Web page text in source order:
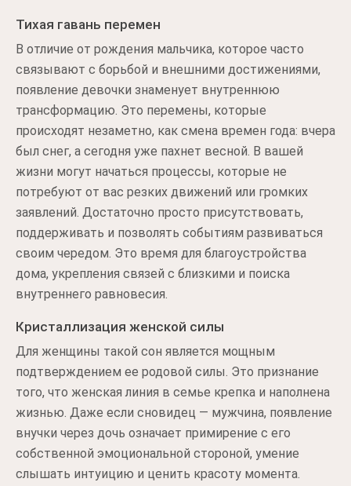
Тихая гавань перемен
В отличие от рождения мальчика, которое часто
связывают с борьбой и внешними достижениями,
появление девочки знаменует внутреннюю
трансформацию. Это перемены, которые
происходят незаметно, как смена времен года: вчера
был снег, а сегодня уже пахнет весной. В вашей
жизни могут начаться процессы, которые не
потребуют от вас резких движений или громких
заявлений. Достаточно просто присутствовать,
поддерживать и позволять событиям развиваться
своим чередом. Это время для благоустройства
дома, укрепления связей с близкими и поиска
внутреннего равновесия.
Кристаллизация женской силы
Для женщины такой сон является мощным
подтверждением ее родовой силы. Это признание
того, что женская линия в семье крепка и наполнена
жизнью. Даже если сновидец — мужчина, появление
внучки через дочь означает примирение с его
собственной эмоциональной стороной, умение
слышать интуицию и ценить красоту момента.